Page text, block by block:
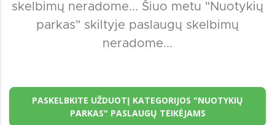
skelbimų neradome... Šiuo metu "Nuotykių
parkas" skiltyje paslaugų skelbimų
neradome...
PASKELBKITE UŽDUOTĮ KATEGORIJOS "NUOTYKIŲ
PARKAS" PASLAUGŲ TEIKĖJAMS